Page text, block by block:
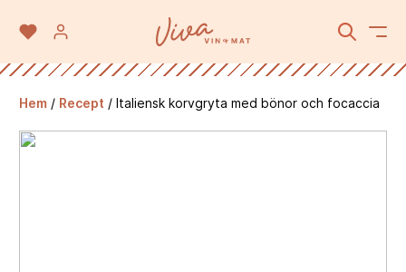
Hem / Recept / Italiensk korvgryta med bönor och focaccia